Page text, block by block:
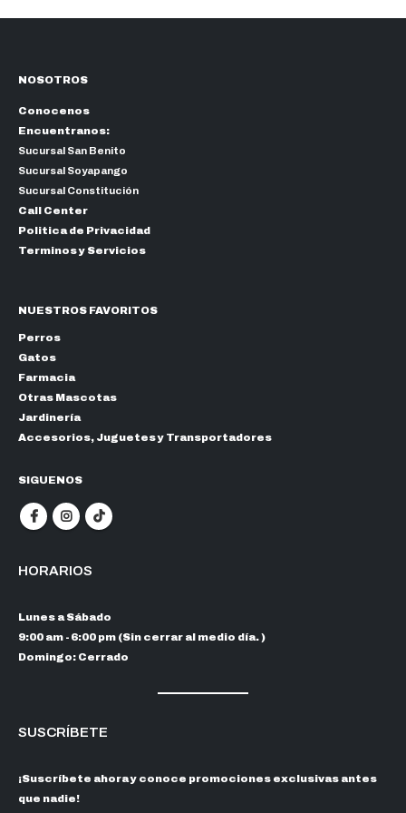
NOSOTROS
Conocenos
Encuentranos:
Sucursal San Benito
Sucursal Soyapango
Sucursal Constitución
Call Center
Politica de Privacidad
Terminos y Servicios
NUESTROS FAVORITOS
Perros
Gatos
Farmacia
Otras Mascotas
Jardinería
Accesorios, Juguetes y Transportadores
SIGUENOS
HORARIOS
Lunes a Sábado
9:00 am - 6:00 pm (Sin cerrar al medio día. )
Domingo: Cerrado
SUSCRÍBETE
¡Suscríbete ahora y conoce promociones exclusivas antes
que nadie!